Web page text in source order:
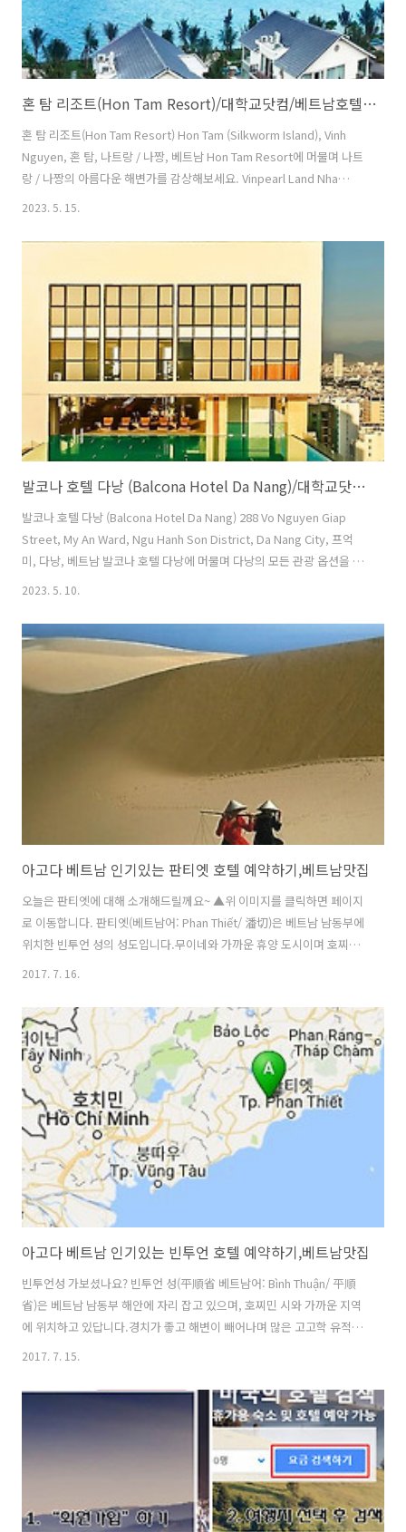
혼 탐 리조트(Hon Tam Resort)/대학교닷컴/베트남호텔/나트랑
혼 탐 리조트(Hon Tam Resort) Hon Tam (Silkworm Island), Vinh
Nguyen, 혼 탐, 나트랑 / 나짱, 베트남 Hon Tam Resort에 머물며 나트
랑 / 나짱의 아름다운 해변가를 감상해보세요. Vinpearl Land Nha
Resort 서비스를 최대한 활용해 잊지 못할 추억을 만들어 보세요. 리조
터카 및 택시 서비스와 함께 나트랑 / 나짱 즐기기를 만끽해 보세요. 리조
트 투숙객의 경우 무료 주차를 하실 수 있습니다. 리조트에서 편안하게
2023. 5. 15.
발코나 호텔 다낭 (Balcona Hotel Da Nang)/대학교닷컴/베트남호텔/다낭
발코나 호텔 다낭 (Balcona Hotel Da Nang) 288 Vo Nguyen Giap
Street, My An Ward, Ngu Hanh Son District, Da Nang City, 프억
미, 다낭, 베트남 발코나 호텔 다낭에 머물며 다낭의 모든 관광 옵션을 즐
겨보세요. The Marble Mountains에서 단 5.7km 거리에 있는 발코나
니다. 발코나 호텔 다낭의 편의 시설/서비스를 통해 편안하고 안락한 시
간을 보낼 수 있습니다. 호텔 내에서 제공되는 무료 인터넷으로 편리함과
만족감을 느껴보세요. 원활하고 편리한 도착/출발을 위해 공항 이동 교
통편 서비스는 체크인 날짜 전에 예약 가능합니다. 호텔에서 제공하는 렌
2023. 5. 10.
아고다 베트남 인기있는 판티엣 호텔 예약하기,베트남맛집
오늘은 판티엣에 대해 소개해드릴께요~ ▲위 이미지를 클릭하면 페이지
로 이동합니다. 판티엣(베트남어: Phan Thiết/ 潘切)은 베트남 남동부에
위치한 빈투언 성의 성도입니다.무이네와 가까운 휴양 도시이며 호찌민
이하 입니다.많은 지역이 바위산과 사구(砂丘)로 뒤덮여 있으며 농업 기
반은 거의 없다고 해요. ▲위 이미지를 클릭하면 페이지로 이동합니다.
판티엣 맛집 브리즈 (Breeze Restaurant & Bar) 브리즈는 수영장에서
와인과 함께멋진 전망을 함께 즐길 수 있답니다. 또한 무이네힐즈리조트
에 위치하고 있기때문에이곳에서 숙박도 가능하지요. 현재 T..
2017. 7. 16.
아고다 베트남 인기있는 빈투언 호텔 예약하기,베트남맛집
빈투언성 가보셨나요? 빈투언 성(平順省 베트남어: Bình Thuận/ 平順
省)은 베트남 남동부 해안에 자리 잡고 있으며, 호찌민 시와 가까운 지역
에 위치하고 있답니다.경치가 좋고 해변이 빼어나며 많은 고고학 유적지
가 있어서 조용히 여행 하기에는 참 좋을것 같아요~ ▲위 이미지를 클릭
다. 인기있는 빈투언 호텔 팬다누스 리조트 앤 스파더 클리프 리조트 앤
레지던스무이네 베이 리조트로터스 빌리지 리조트 무이네아난타라 무이
네 리조트프린세스 단 남 리조트 앤 스파씨 링크 비치 리조트 앤 골프빅
토리아 판 티에트 비치 리조트 앤 스파미아 리조트 무이 네뱀부 빌리지
비치 리조트씨 링크 빌라 리조트 앤 골프포사누 리조트오션 비스타 리조
2017. 7. 15.